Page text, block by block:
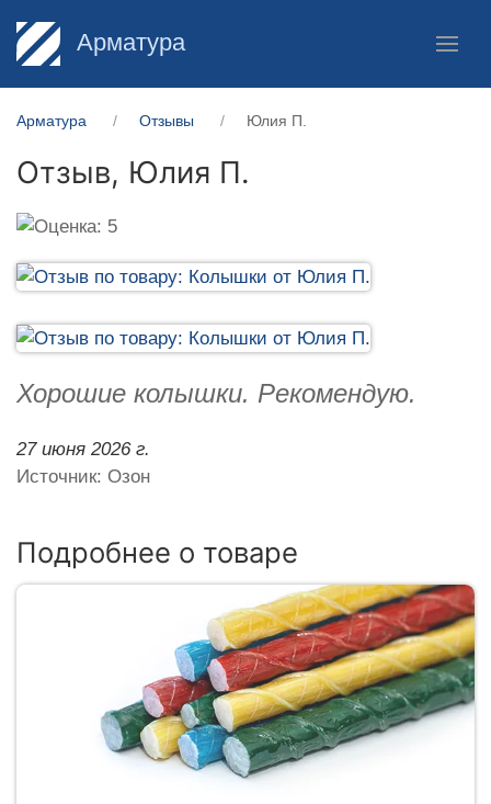
Арматура
Арматура Отзывы Юлия П.
Отзыв, Юлия П.
Хорошие колышки. Рекомендую.
27 июня 2026 г.
Источник: Озон
Подробнее о товаре